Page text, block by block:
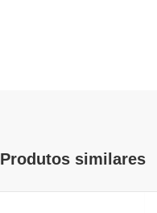
Produtos similares